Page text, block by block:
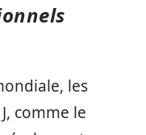
les
comme le